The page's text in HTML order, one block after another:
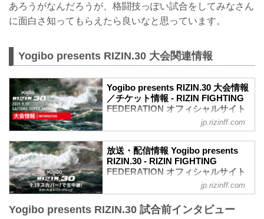
あろうがなんだろうが、格闘技っぽい試合をしてみなさん
に面白さ知ってもらえたら良いなと思っています。
Yogibo presents RIZIN.30 大会関連情報
Yogibo presents RIZIN.30 大会情報
／チケット情報 - RIZIN FIGHTING
FEDERATION オフィシャルサイト
【9/13更新】チケット販売終了のお知ら
緊急事態宣言延長による埼玉県の要請に
基づき、チケット販売が9月12日付けで終
了となりました。急なご案内となり、ご
不便おかけしますが何卒宜しくお願い致
Yogibo presents RIZIN.30 in SAITAMA
jp.rizinff.com
放送・配信情報 Yogibo presents
RIZIN.30 - RIZIN FIGHTING
FEDERATION オフィシャルサイト
9月19日（日）にさいたまスーパーアリー
の、大会前から当日にかけて行われる放
jp.rizinff.com
Yogibo presents RIZIN.30 試合前インタビュー